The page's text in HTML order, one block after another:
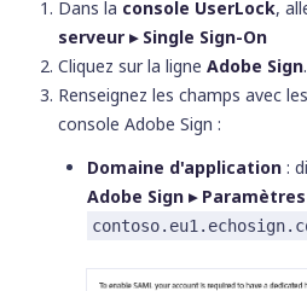
Dans la console UserLock,
serveur ▸ Single Sign-On
Cliquez sur la ligne Adobe Sign.
Renseignez les champs avec
console Adobe Sign :
Domaine d'application :
Adobe Sign ▸ Paramètres